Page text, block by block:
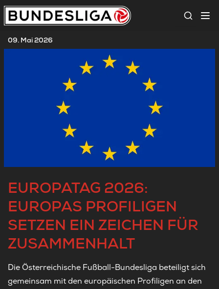
Suche
09. Mai 2026
EUROPATAG 2026:
EUROPAS PROFILIGEN
SETZEN EIN ZEICHEN FÜR
ZUSAMMENHALT
Die Österreichische Fußball-Bundesliga beteiligt sich
gemeinsam mit den europäischen Profiligen an den